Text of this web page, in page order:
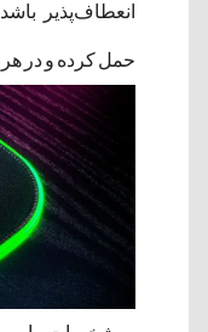
انعطاف‌پذیر
حمل کرده و در هر